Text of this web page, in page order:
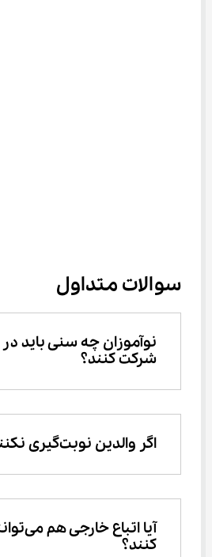
سوالات متداول
نوآموزان چه سنی
شرکت کنند؟
اگر والدین نوبت‌گیری نکنند چه می‌شود؟
آیا
کنند؟